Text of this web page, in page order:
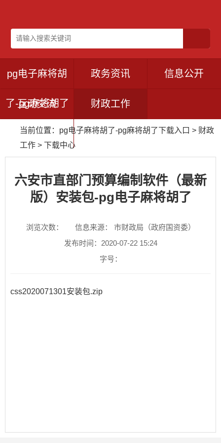
pg电子麻将胡
了-pg麻将胡了
下载入口
政务资讯 信息公开
互动交流 财政工作
当前位置： pg电子麻将胡了-pg麻将胡了下载入口 > 财政
工作 > 下载中心
六安市直部门预算编制软件（最新
版）安装包-pg电子麻将胡了
浏览次数：
信息来源： 市财政局（政府国资委）
发布时间：2020-07-22 15:24
字号：
css2020071301安装包.zip